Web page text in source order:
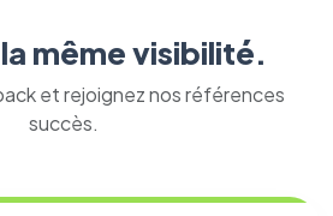
même visibilité.
et rejoignez nos références
succès.